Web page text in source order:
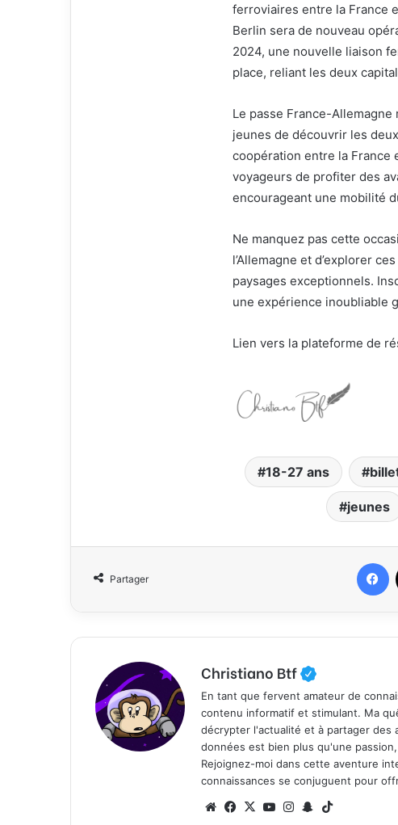
ferroviaires entre la France
Berlin sera de nouveau
2024, une nouvelle liaison
place, reliant les deux
Le passe France-
jeunes de découvrir les
coopération entre la France
voyageurs de profiter des
encourageant une mobilité
Ne manquez pas cette
l’Allemagne et d’explorer
paysages exceptionnels.
une expérience inoubliable
Lien vers la plateforme de
18-27 ans
jeunes
Partager
Christiano Btf
En tant que fervent amateur de
contenu informatif et stimulant. Ma
décrypter l'actualité et à partager des
données est bien plus qu'une
Rejoignez-moi dans cette aventure
connaissances se conjuguent pour
We Fa
X
Yo Ins Sn